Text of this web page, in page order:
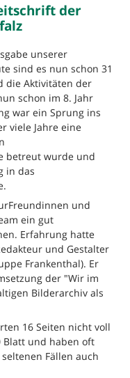
der
unserer
sind es nun schon 31
die Aktivitäten der
schon im 8. Jahr
war ein Sprung ins
viele Jahre eine
betreut wurde und
in das
und
ein gut
Erfahrung hatte
und Gestalter
Frankenthal). Er
der "Wir im
Bilderarchiv als
16 Seiten nicht voll
Blatt und haben oft
Fällen auch